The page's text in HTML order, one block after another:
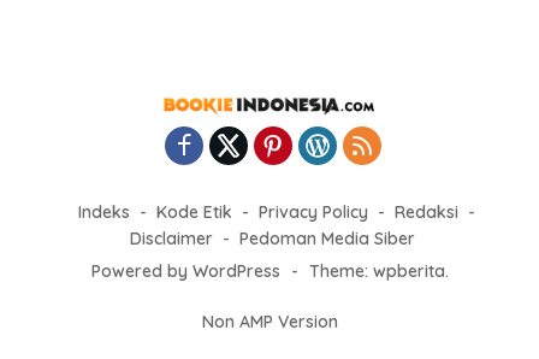
Indeks Kode Etik Privacy Policy
Redaksi
Disclaimer
Pedoman Media Siber
Powered by WordPress
- Theme: wpberita.
Non AMP Version